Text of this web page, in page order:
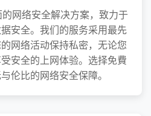
网络安全解决方案，致力于
安全。我们的服务采用最先
网络活动保持私密，无论您
安全的上网体验。选择免費
伦比的网络安全保障。